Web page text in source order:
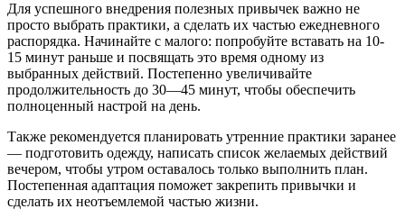
Для успешного внедрения полезных привычек важно не
просто выбрать практики, а сделать их частью ежедневного
распорядка. Начинайте с малого: попробуйте вставать на 10-
15 минут раньше и посвящать это время одному из
выбранных действий. Постепенно увеличивайте
продолжительность до 30—45 минут, чтобы обеспечить
полноценный настрой на день.
Также рекомендуется планировать утренние практики заранее
— подготовить одежду, написать список желаемых действий
вечером, чтобы утром оставалось только выполнить план.
Постепенная адаптация поможет закрепить привычки и
сделать их неотъемлемой частью жизни.